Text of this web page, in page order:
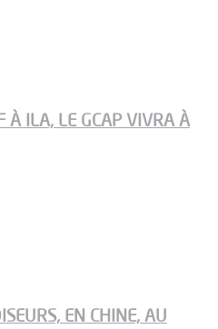
À ILA, LE GCAP VIVRA À
EN CHINE, AU